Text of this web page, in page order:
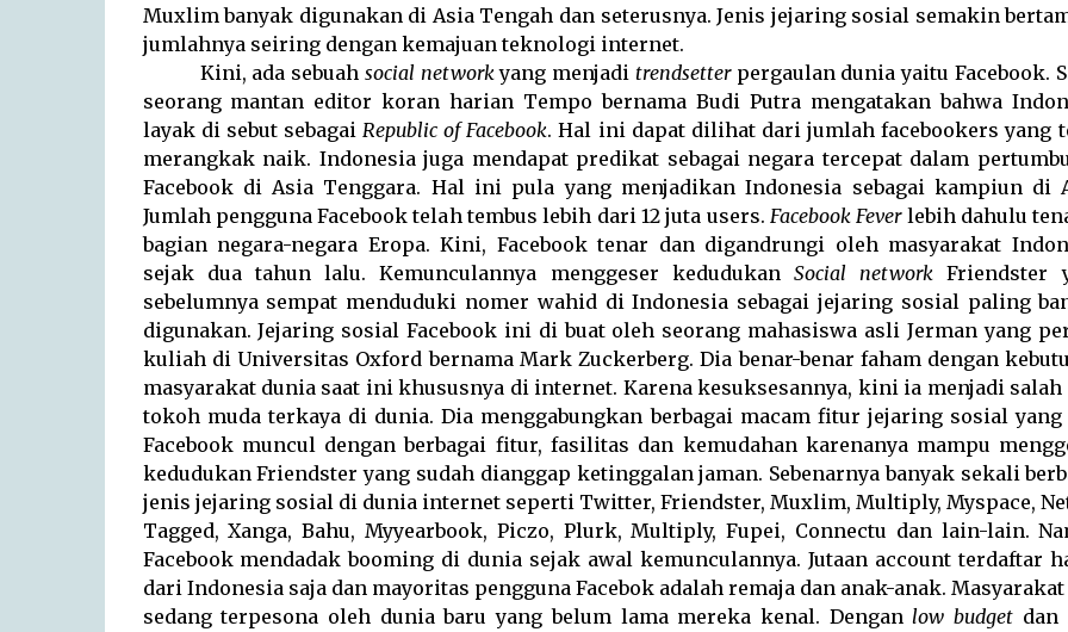
Muxlim banyak digunakan di Asia Tengah dan seterusnya. Jenis jejaring sosial semakin
jumlahnya seiring dengan kemajuan teknologi internet.
Kini, ada sebuah social networkyang menjadi trendsetterpergaulan dunia yaitu Facebook.
seorang mantan editor koran harian Tempo bernama Budi Putra mengatakan bahwa
layak di sebut sebagaiRepublic of Facebook. Hal ini dapat dilihat dari jumlah facebookers yang
merangkak naik. Indonesia juga mendapat predikat sebagai negara tercepat dalam
Facebook di Asia Tenggara. Hal ini pula yang menjadikan Indonesia sebagai kampiun di
Jumlah pengguna Facebook telah tembus lebih dari 12 juta users. Facebook Feverlebih dahulu
bagian negara-negara Eropa. Kini, Facebook tenar dan digandrungi oleh masyarakat
sejak dua tahun lalu. Kemunculannya menggeser kedudukan Social network Friendster
sebelumnya sempat menduduki nomer wahid di Indonesia sebagai jejaring sosial paling
digunakan. Jejaring sosial Facebook ini di buat oleh seorang mahasiswa asli Jerman yang
kuliah di Universitas Oxford bernama Mark Zuckerberg. Dia benar-benar faham dengan
masyarakat dunia saat ini khususnya di internet. Karena kesuksesannya, kini ia menjadi salah
tokoh muda terkaya di dunia. Dia menggabungkan berbagai macam fitur jejaring sosial yang
Facebook muncul dengan berbagai fitur, fasilitas dan kemudahan karenanya mampu
kedudukan Friendster yang sudah dianggap ketinggalan jaman. Sebenarnya banyak sekali
jenis jejaring sosial di dunia internet seperti Twitter, Friendster, Muxlim, Multiply, Myspace,
Tagged, Xanga, Bahu, Myyearbook, Piczo, Plurk, Multiply, Fupei, Connectu dan lain-lain.
Facebook mendadak booming di dunia sejak awal kemunculannya. Jutaan account terdaftar
dari Indonesia saja dan mayoritas pengguna Facebok adalah remaja dan anak-anak.
sedang terpesona oleh dunia baru yang belum lama mereka kenal. Denganlow budget dan